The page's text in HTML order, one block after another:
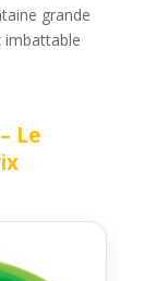
grande
imbattable
Le